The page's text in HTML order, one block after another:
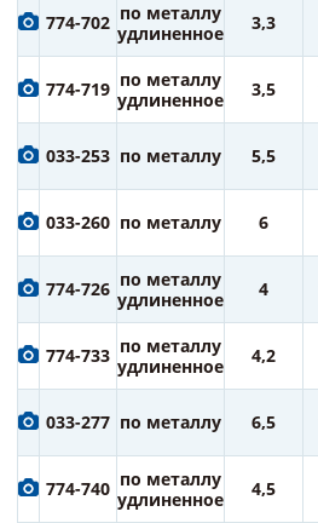
774-702 по металлу
удлиненное
3,3
774-719 по металлу
удлиненное
3,5
033-253 по металлу 5,5
033-260 по металлу 6
774-726 по металлу
удлиненное
4
774-733 по металлу
удлиненное
4,2
033-277 по металлу 6,5
774-740 по металлу
удлиненное
4,5